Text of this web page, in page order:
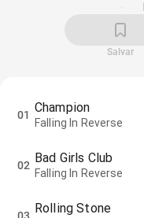
Salvar
01 Champion
Falling In Reverse
02 Bad Girls Club
Falling In Reverse
Rolling Stone